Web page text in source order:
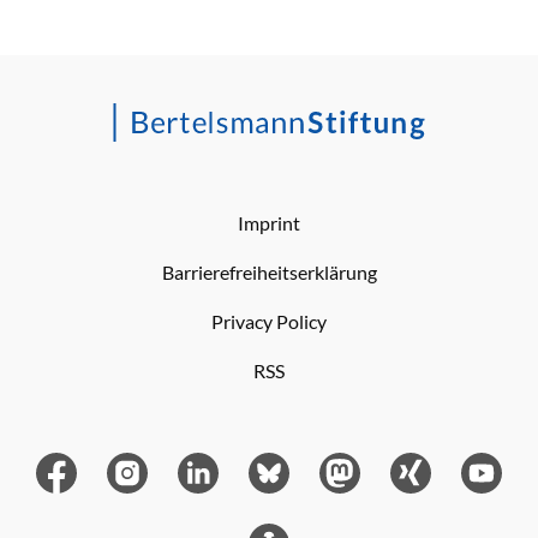
Imprint
Barrierefreiheitserklärung
Privacy Policy
RSS